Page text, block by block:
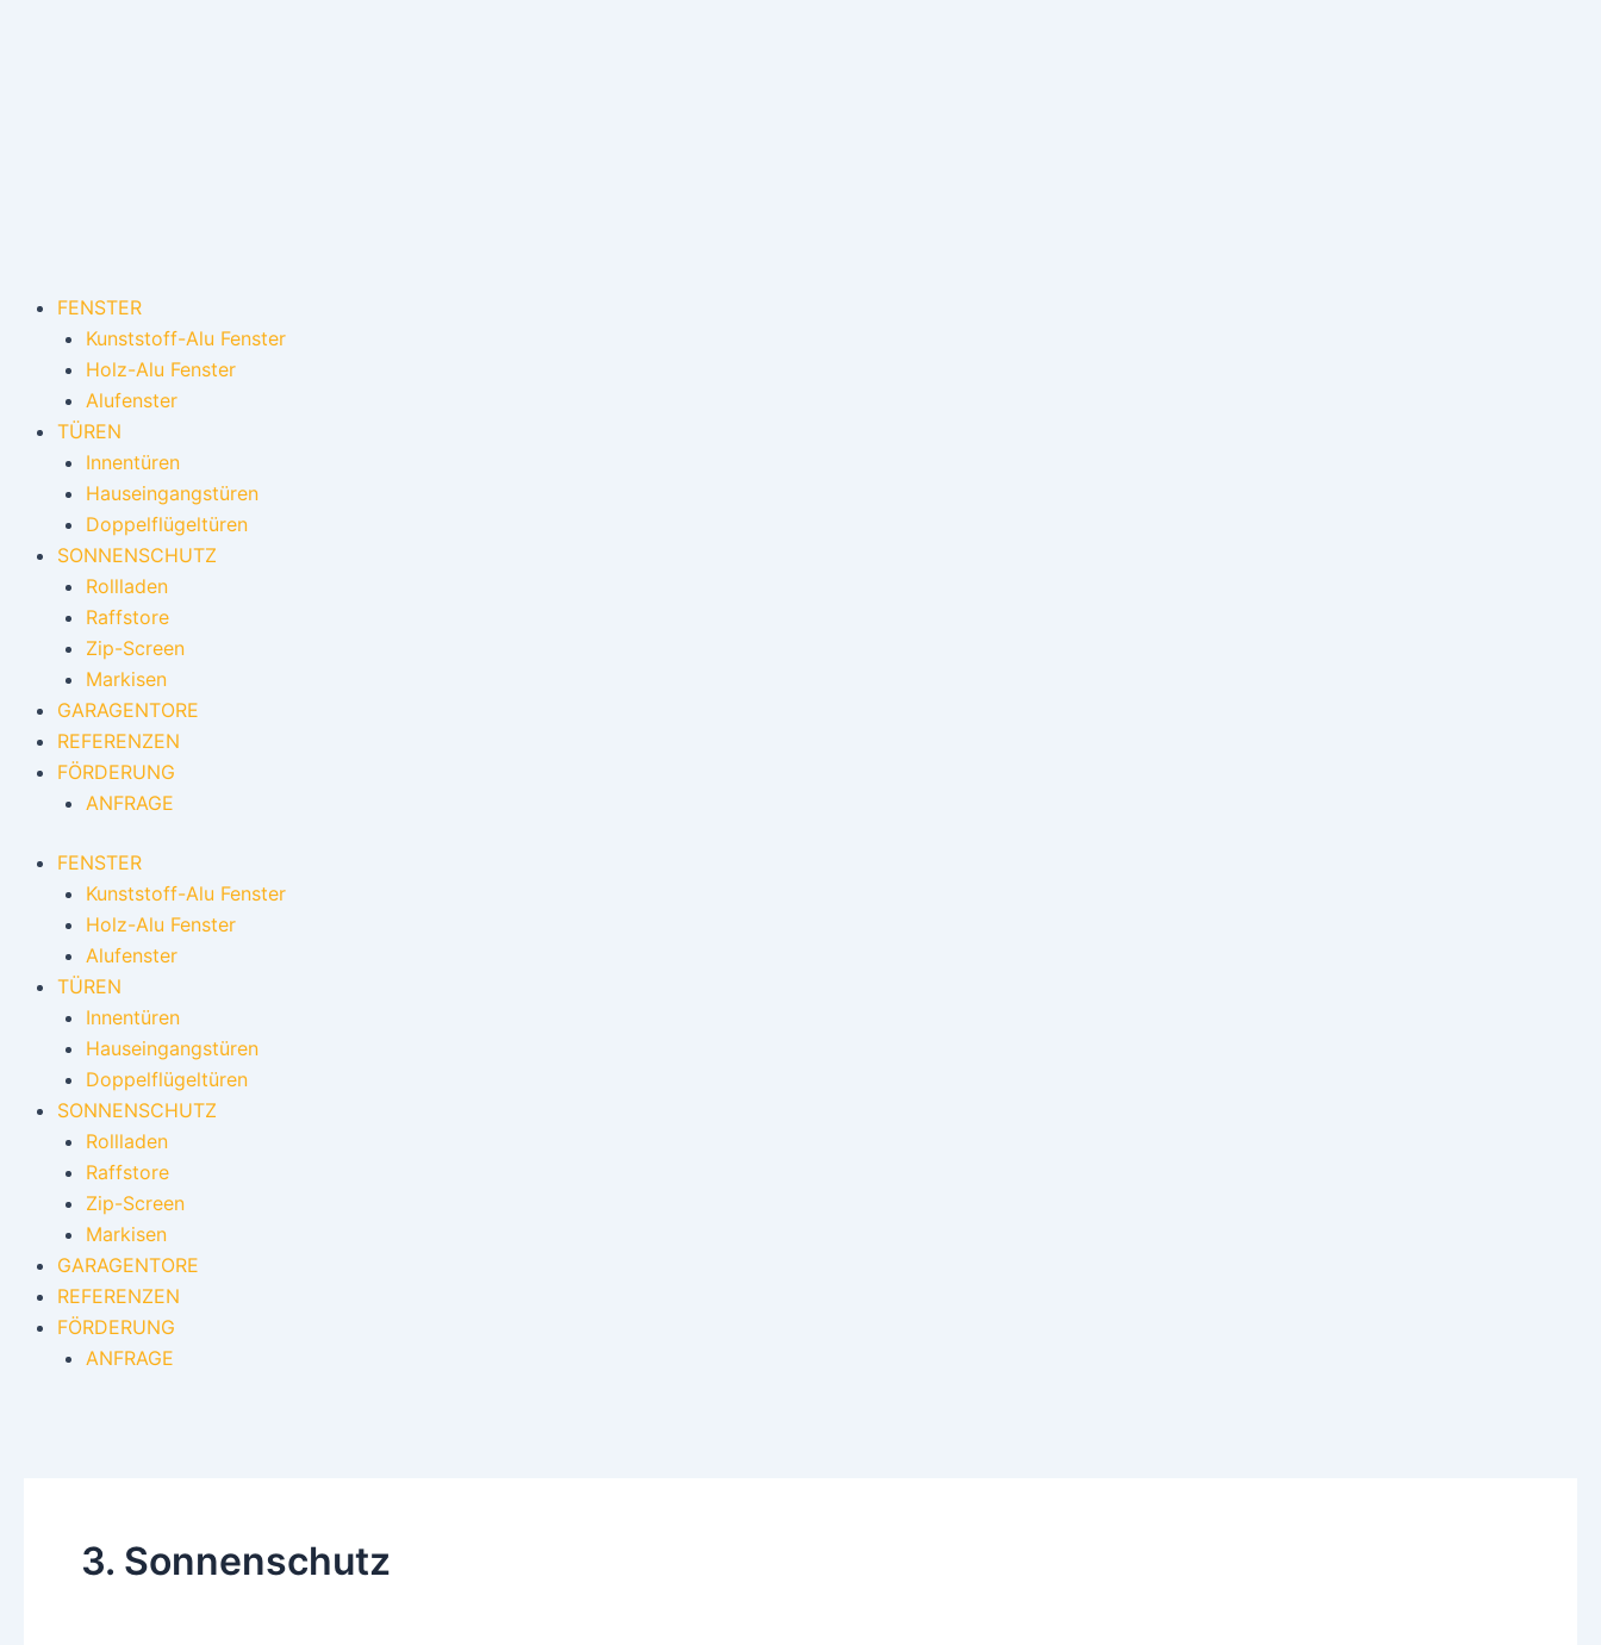
FENSTER
Kunststoff-Alu Fenster
Holz-Alu Fenster
Alufenster
TÜREN
Innentüren
Hauseingangstüren
Doppelflügeltüren
SONNENSCHUTZ
Rollladen
Raffstore
Zip-Screen
Markisen
GARAGENTORE
REFERENZEN
FÖRDERUNG
ANFRAGE
FENSTER
Kunststoff-Alu Fenster
Holz-Alu Fenster
Alufenster
TÜREN
Innentüren
Hauseingangstüren
Doppelflügeltüren
SONNENSCHUTZ
Rollladen
Raffstore
Zip-Screen
Markisen
GARAGENTORE
REFERENZEN
FÖRDERUNG
ANFRAGE
3. Sonnenschutz